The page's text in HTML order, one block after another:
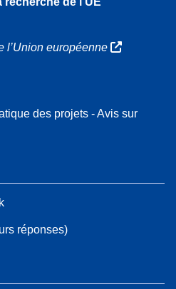
l’Union européenne
des projets - Avis sur
réponses)